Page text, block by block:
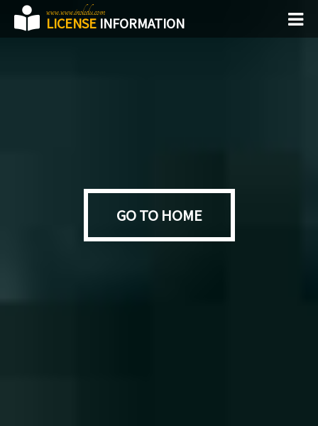
www.www.inoledu.com
LICENSE INFORMATION
GO TO HOME